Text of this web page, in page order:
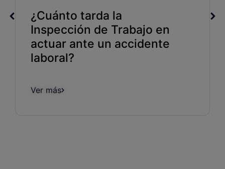
¿Cuánto tarda la
Inspección de Trabajo en
actuar ante un accidente
laboral?
Ver más